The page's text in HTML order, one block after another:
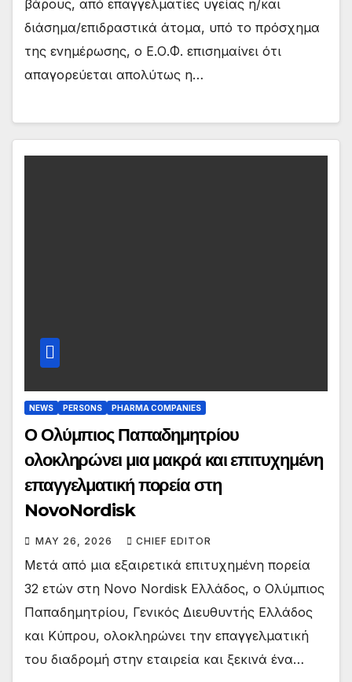
βάρους, από επαγγελματίες υγείας ή/και
διάσημα/επιδραστικά άτομα, υπό το πρόσχημα
της ενημέρωσης, ο Ε.Ο.Φ. επισημαίνει ότι
απαγορεύεται απολύτως η…
NEWS PERSONS PHARMA COMPANIES
Ο Ολύμπιος Παπαδημητρίου
ολοκληρώνει μια μακρά και επιτυχημένη
επαγγελματική πορεία στη
NovoNordisk
MAY 26, 2026 CHIEF EDITOR
Μετά από μια εξαιρετικά επιτυχημένη πορεία
32 ετών στη Novo Nordisk Ελλάδος, ο Ολύμπιος
Παπαδημητρίου, Γενικός Διευθυντής Ελλάδος
και Κύπρου, ολοκληρώνει την επαγγελματική
του διαδρομή στην εταιρεία και ξεκινά ένα…